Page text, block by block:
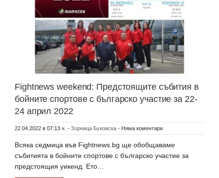
Fightnews weekend: Предстоящите събития в
бойните спортове с българско участие за 22-
24 април 2022
22.04.2022 в 07:13 ч. - Зорница Буковска - Няма коментари
Всяка седмица във Fightnews.bg ще обобщаваме
събитията в бойните спортове с българско участие за
предстоящия уикенд. Ето…